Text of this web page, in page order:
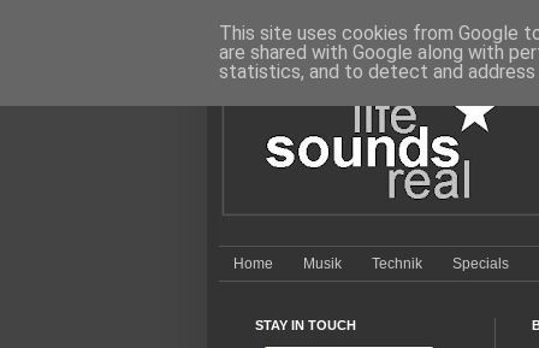
Home Musik Technik Specials
STAY IN TOUCH
This site uses cookies from Google
are shared with Google along with
statistics, and to detect and address